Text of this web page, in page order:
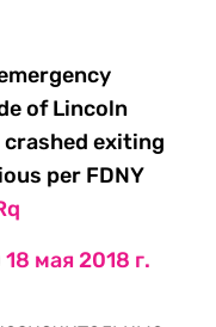
of Lincoln
exiting
per FDNY
18 мая 2018 г.